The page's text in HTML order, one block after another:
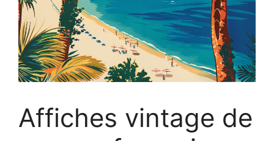
Affiches vintage de